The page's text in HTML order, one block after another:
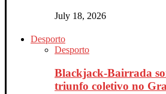
July 18, 2026
Desporto
Desporto
Blackjack-Bairrada
triunfo coletivo no